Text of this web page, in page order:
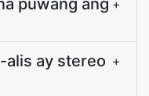
puwang ang +
alis ay stereo +